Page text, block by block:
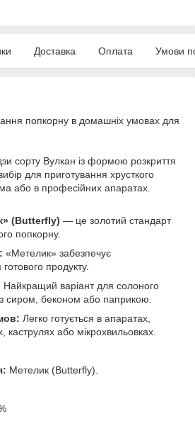
Доставка Оплата Умови
попкорну в домашніх умовах для
сорту Вулкан із формою розкриття
для приготування хрусткого
або в професійних апаратах.
(Butterfly) — це золотий стандарт
попкорну.
«Метелик» забезпечує
продукту.
Найкращий варіант для солоного
сиром, беконом або паприкою.
Легко готується в апаратах,
каструлях або мікрохвильовках.
Метелик (Butterfly).